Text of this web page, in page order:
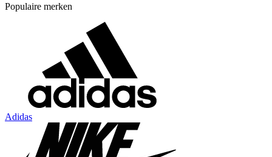
Populaire merken
Adidas